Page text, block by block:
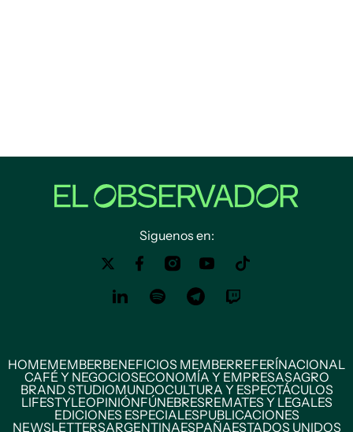
Siguenos en:
HOMEMEMBERBENEFICIOS MEMBERREFERÍNACIONAL
CAFÉ Y NEGOCIOSECONOMÍA Y EMPRESASAGRO
BRAND STUDIOMUNDOCULTURA Y ESPECTÁCULOS
LIFESTYLEOPINIÓNFÚNEBRESREMATES Y LEGALES
EDICIONES ESPECIALESPUBLICACIONES
NEWSLETTERSARGENTINAESPAÑAESTADOS UNIDOS